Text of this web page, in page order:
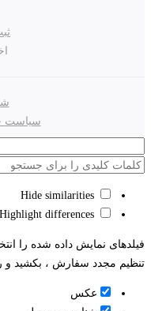
سیاست
فیلدهای نمایش داده شده را
تنظیم مجدد سفارش ، بکشید و
عکس